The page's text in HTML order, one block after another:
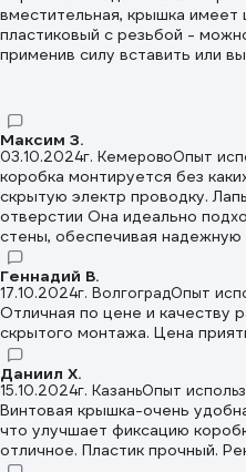
вместительная, крышка
пластиковый с резьбой -
применив силу вставить или вынуть. Хоть и
стальные лапки поджима
Максим З.
03.10.2024г. КемеровоОпыт
коробка монтируется без
скрытую электр проводку.
отверстии Она идеально
стены, обеспечивая
установки не возникло
фиксируется.
Геннадий В.
17.10.2024г. ВолгоградОпыт
Отличная по цене и качеству
скрытого монтажа. Цена
Даниил Х.
15.10.2024г. КазаньОпыт
Винтовая крышка-очень
что улучшает фиксацию
отличное. Пластик прочный.